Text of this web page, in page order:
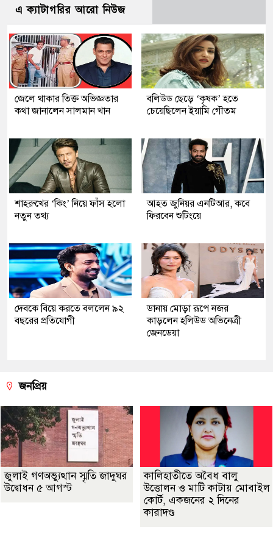
এ ক্যাটাগরির আরো নিউজ
জেলে থাকার তিক্ত অভিজ্ঞতার
কথা জানালেন সালমান খান
বলিউড ছেড়ে ‘কৃষক’ হতে
চেয়েছিলেন ইয়ামি গৌতম
শাহরুখের ‘কিং’ নিয়ে ফাঁস হলো
নতুন তথ্য
আহত জুনিয়র এনটিআর, কবে
ফিরবেন শুটিংয়ে
দেবকে বিয়ে করতে বললেন ৯২
বছরের প্রতিযোগী
ডানায় মোড়া রূপে নজর
কাড়লেন হলিউড অভিনেত্রী
জেনডেয়া
জনপ্রিয়
জুলাই গণঅভ্যুত্থান স্মৃতি জাদুঘর
উদ্বোধন ৫ আগস্ট
কালিহাতীতে অবৈধ বালু
উত্তোলন ও মাটি কাটায় মোবাইল
কোর্ট, একজনের ২ দিনের
কারাদণ্ড